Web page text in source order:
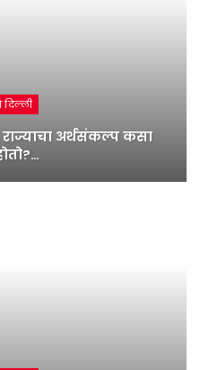
अर्थसंकल्प कसा